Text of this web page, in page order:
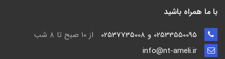
با ما همراه باشید
از ۱۰ صبح تا ۸ شب